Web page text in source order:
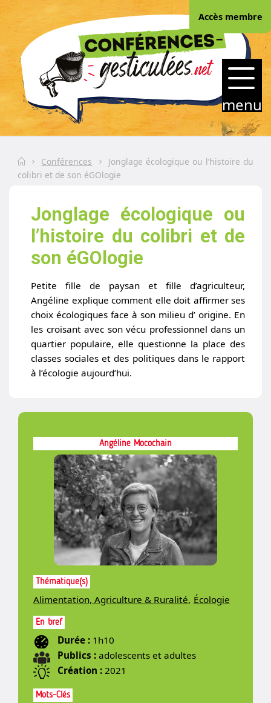
Skip
content
CONFERENCES-
GESTICULEES.NET
menu
Accès membre
HomeConférences
Jonglage écologique ou l’histoire du
colibri et de son éGOlogie
Angéline Mocochain
Thématique(s)
Alimentation, Agriculture & Ruralité, Écologie
En bref
Durée : 1h10
Publics :adolescents et adultes
Création :2021
Mots-Clés
Jonglage écologique ou
l’histoire du colibri et de
son éGOlogie
Petite fille de paysan et fille d’agriculteur,
Angéline explique comment elle doit affirmer ses
choix écologiques face à son milieu d’ origine. En
les croisant avec son vécu professionnel dans un
quartier populaire, elle questionne la place des
classes sociales et des politiques dans le rapport
à l’écologie aujourd’hui.